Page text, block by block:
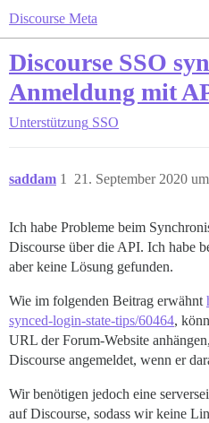
Discourse Meta
Discourse SSO
Anmeldung mit
Unterstützung SSO
saddam 21. September 2020
1
Ich habe Probleme beim
Discourse über die API. Ich habe
aber keine Lösung gefunden.
Wie im folgenden Beitrag erwähnt
synced-login-state-tips/60464,
URL der Forum-Website
Discourse angemeldet, wenn er
Wir benötigen jedoch eine
auf Discourse, sodass wir keine